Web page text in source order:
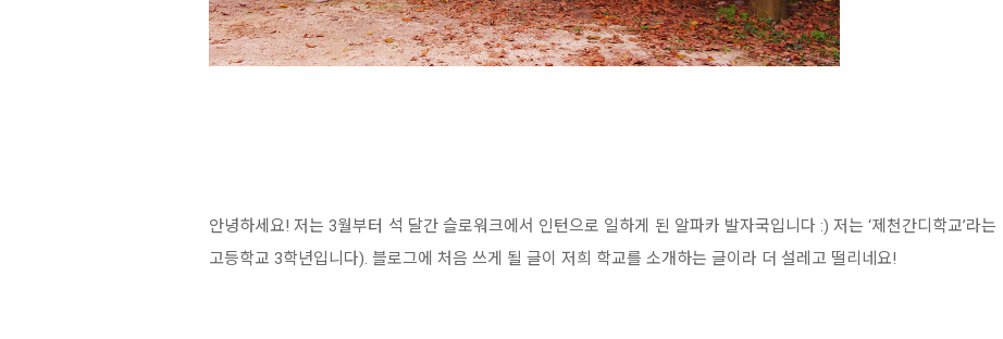
안녕하세요! 저는 3월부터 석 달간 슬로워크에서 인턴으로 일하게 된 알파카 발자국입니다 :) 저는 ‘제천간디학교’라
고등학교 3학년입니다). 블로그에 처음 쓰게 될 글이 저희 학교를 소개하는 글이라 더 설레고 떨리네요!